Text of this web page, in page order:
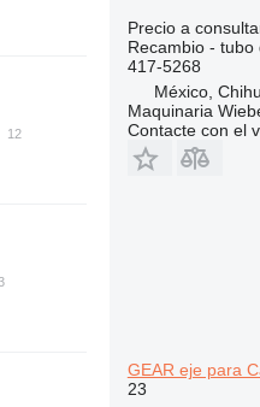
Precio a
Recambio - tubo
417-5268
México,
Maquinaria
Contacte con el
GEAR eje para
23